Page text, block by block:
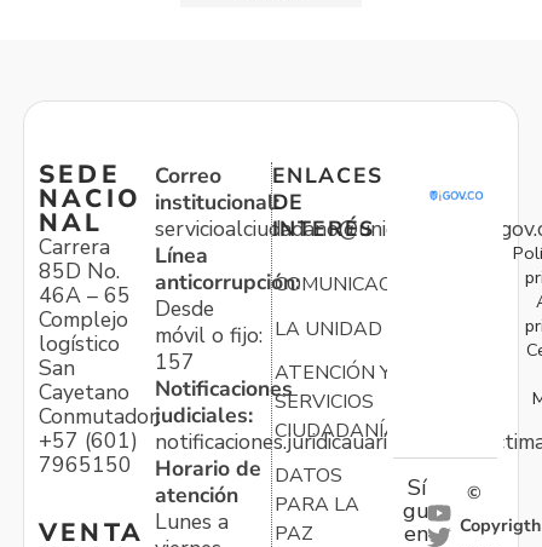
SEDE
NACIO
NAL
Carrera
85D No.
46A – 65
Complejo
logístico
San
Cayetano
Conmutador:
+57 (601)
7965150
VENTA
Correo
institucional:
Línea
anticorrupción:
Desde
móvil o fijo:
157
Notificaciones
judiciales:
Horario de
atención
Lunes a
ENLACES
DE
INTERÉS
COMUNICACIONES
LA UNIDAD
ATENCIÓN Y
SERVICIOS
CIUDADANÍA
DATOS
PARA LA
PAZ
Sí
gu
en
©
Copyrigth